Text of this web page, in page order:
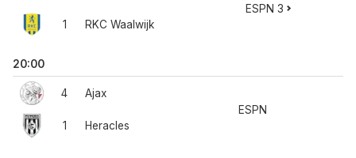
1 RKC Waalwijk
ESPN 3
20:00
4
1
Ajax
Heracles
ESPN